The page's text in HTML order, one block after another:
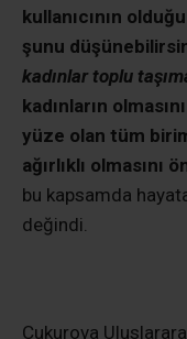
kullanıcının
şunu
kadınlar toplu
kadınların
yüze olan tüm
ağırlıklı olmasını
bu kapsamda
değindi.
Çukurova